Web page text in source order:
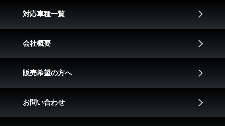
対応車種一覧
会社概要
販売希望の方へ
お問い合わせ